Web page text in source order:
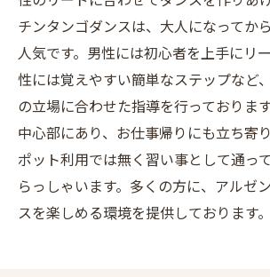
チンタンゴダンスは、大人になってか
人気です。男性には初心者を上手にリ
性には覚えやすい簡単なステップなど
の立場に合わせた指導を行っておりま
中心部にあり、お仕事帰りにも立ち寄
ポット利用では無く習い事として通っ
らっしゃいます。多くの方に、アルゼ
スを楽しめる環境を提供しております。